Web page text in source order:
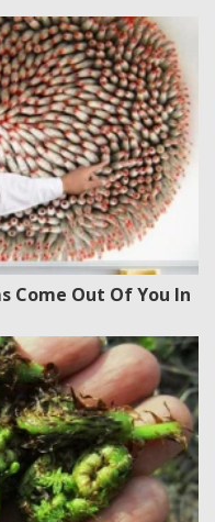
Come Out Of You In